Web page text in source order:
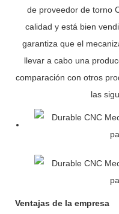
de proveedor de torno
calidad y está bien
garantiza que el
llevar a cabo una
comparación con otros
las
Ventajas de la empresa